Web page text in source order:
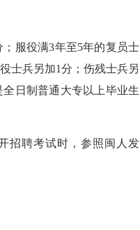
服役满3年至5年的复员士
士兵另加1分；伤残士兵另
日制普通大专以上毕业生
招聘考试时，参照闽人发